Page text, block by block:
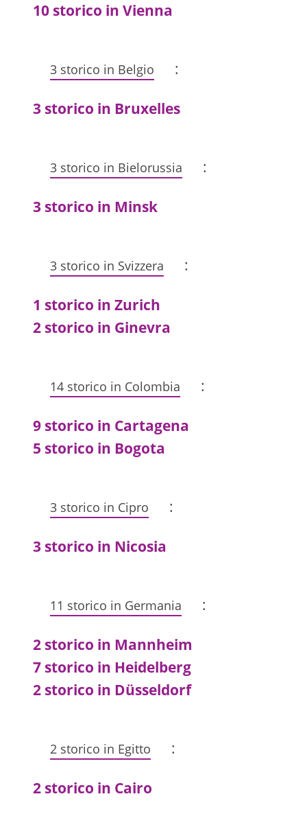
10 storico in Vienna
3 storico in Belgio :
3 storico in Bruxelles
3 storico in Bielorussia :
3 storico in Minsk
3 storico in Svizzera :
1 storico in Zurich
2 storico in Ginevra
14 storico in Colombia :
9 storico in Cartagena
5 storico in Bogota
3 storico in Cipro :
3 storico in Nicosia
11 storico in Germania :
2 storico in Mannheim
7 storico in Heidelberg
2 storico in Düsseldorf
2 storico in Egitto :
2 storico in Cairo